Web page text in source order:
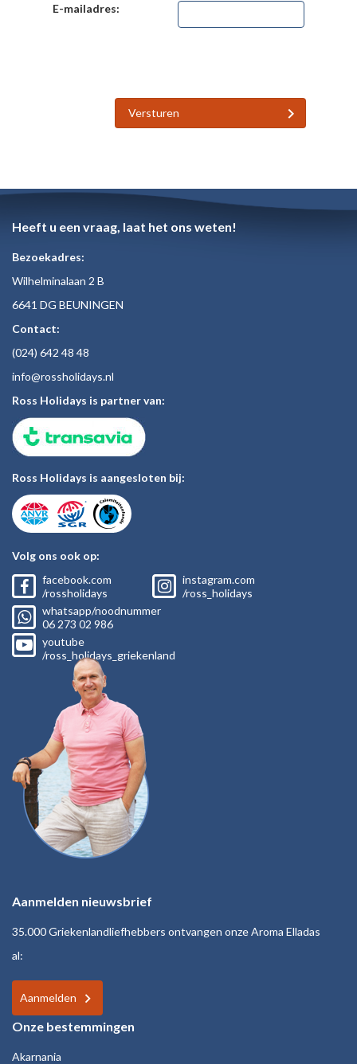
E-mailadres:
Versturen
Heeft u een vraag, laat het ons weten!
Bezoekadres:
Wilhelminalaan 2 B
6641 DG BEUNINGEN
Contact:
(024) 642 48 48
info@rossholidays.nl
Ross Holidays is partner van:
Ross Holidays is aangesloten bij:
Volg ons ook op:
facebook.com
/rossholidays
instagram.com
/ross_holidays
whatsapp/noodnummer
06 273 02 986
youtube
/ross_holidays_griekenland
Aanmelden nieuwsbrief
35.000 Griekenlandliefhebbers ontvangen onze Aroma Elladas
al:
Aanmelden
Onze bestemmingen
Akarnania